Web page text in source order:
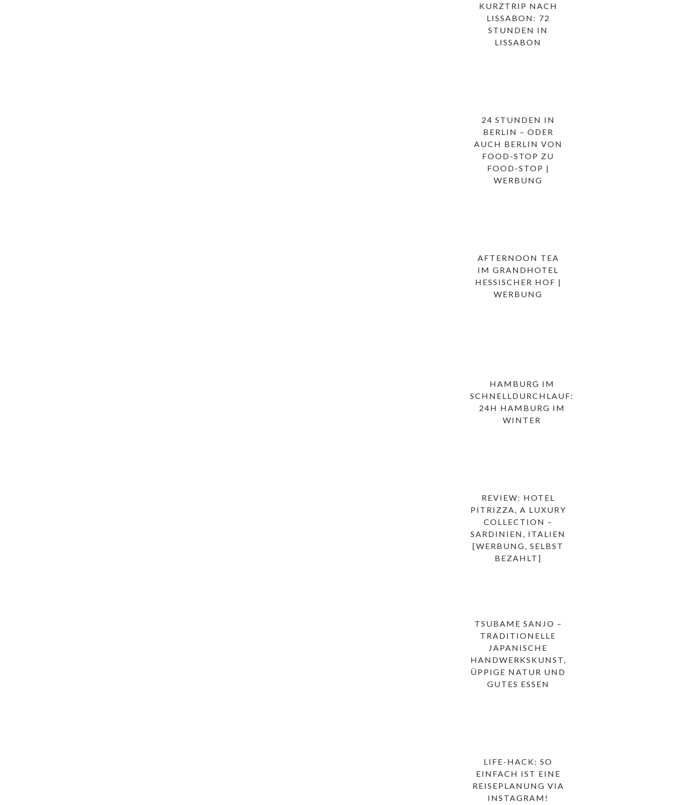
KURZTRIP NACH
LISSABON: 72
STUNDEN IN
LISSABON
24 STUNDEN IN
BERLIN – ODER
AUCH BERLIN VON
FOOD-STOP ZU
FOOD-STOP |
WERBUNG
AFTERNOON TEA
IM GRANDHOTEL
HESSISCHER HOF |
WERBUNG
HAMBURG IM
SCHNELLDURCHLAUF:
24H HAMBURG IM
WINTER
REVIEW: HOTEL
PITRIZZA, A LUXURY
COLLECTION –
SARDINIEN, ITALIEN
[WERBUNG, SELBST
BEZAHLT]
TSUBAME SANJO –
TRADITIONELLE
JAPANISCHE
HANDWERKSKUNST,
ÜPPIGE NATUR UND
GUTES ESSEN
LIFE-HACK: SO
EINFACH IST EINE
REISEPLANUNG VIA
INSTAGRAM!